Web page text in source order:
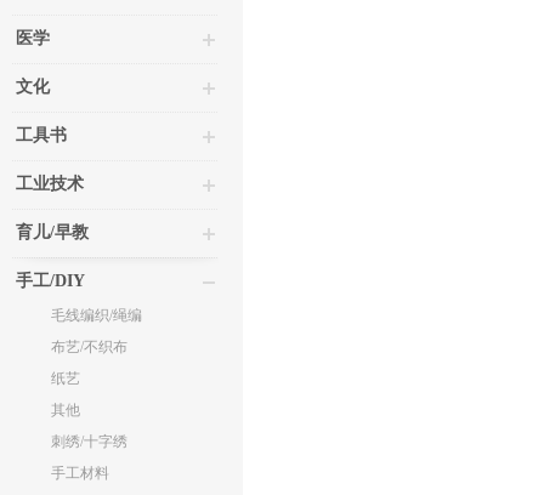
医学
文化
工具书
工业技术
育儿/早教
手工/DIY
毛线编织/绳编
布艺/不织布
纸艺
其他
刺绣/十字绣
手工材料